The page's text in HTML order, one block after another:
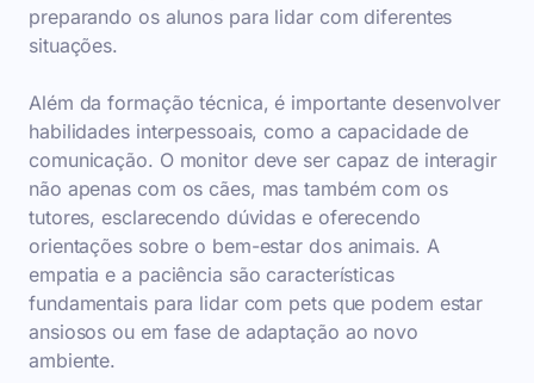
preparando os alunos para lidar com diferentes
situações.
Além da formação técnica, é importante desenvolver
habilidades interpessoais, como a capacidade de
comunicação. O monitor deve ser capaz de interagir
não apenas com os cães, mas também com os
tutores, esclarecendo dúvidas e oferecendo
orientações sobre o bem-estar dos animais. A
empatia e a paciência são características
fundamentais para lidar com pets que podem estar
ansiosos ou em fase de adaptação ao novo
ambiente.